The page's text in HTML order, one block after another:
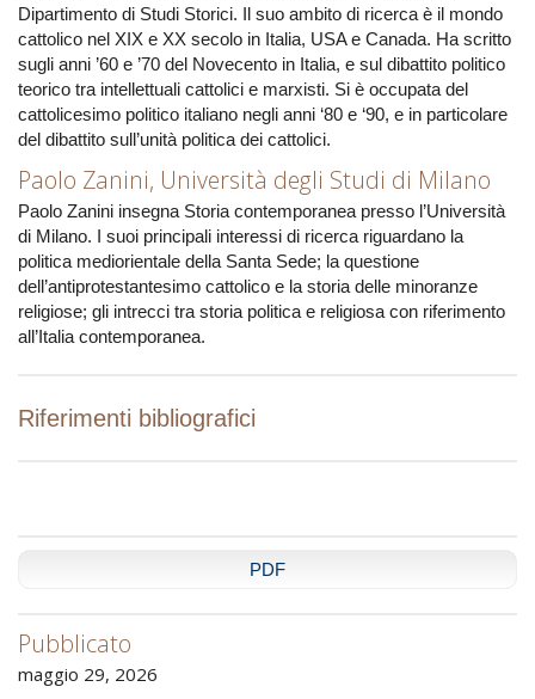
Dipartimento di Studi Storici. Il suo ambito di ricerca è il mondo
cattolico nel XIX e XX secolo in Italia, USA e Canada. Ha scritto
sugli anni ’60 e ’70 del Novecento in Italia, e sul dibattito politico
teorico tra intellettuali cattolici e marxisti. Si è occupata del
cattolicesimo politico italiano negli anni ‘80 e ‘90, e in particolare
del dibattito sull’unità politica dei cattolici.
Paolo Zanini, Università degli Studi di Milano
Paolo Zanini insegna Storia contemporanea presso l’Università
di Milano. I suoi principali interessi di ricerca riguardano la
politica mediorientale della Santa Sede; la questione
dell’antiprotestantesimo cattolico e la storia delle minoranze
religiose; gli intrecci tra storia politica e religiosa con riferimento
all’Italia contemporanea.
Riferimenti bibliografici
PDF
Pubblicato
maggio 29, 2026